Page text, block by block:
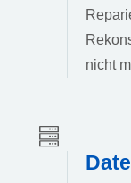
nicht